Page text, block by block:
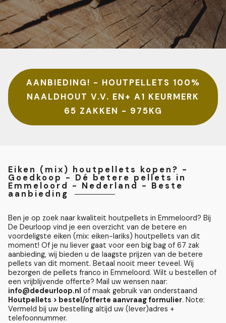
AANBIEDING! - HOUTPELLETS 100%
NAALDHOUT V.V. EN+ A1 KEURMERK
65 ZAKKEN - 975KG
Eiken (mix) houtpellets kopen? -
Goedkoop - Dé betere pellets in
Emmeloord - Nederland - Beste
aanbieding
Ben je op zoek naar kwaliteit houtpellets in Emmeloord? Bij
De Deurloop vind je een overzicht van de betere en
voordeligste eiken (mix: eiken-lariks) houtpellets van dit
moment! Of je nu liever gaat voor een big bag of 67 zak
aanbieding, wij bieden u de laagste prijzen van de betere
pellets van dit moment. Betaal nooit meer teveel. Wij
bezorgen de pellets franco in Emmeloord. Wilt u bestellen of
een vrijblijvende offerte? Mail uw wensen naar:
info@dedeurloop.nl of maak gebruik van onderstaand
Houtpellets > bestel/offerte aanvraag formulier. Note:
Vermeld bij uw bestelling altijd uw (lever)adres +
telefoonnummer.